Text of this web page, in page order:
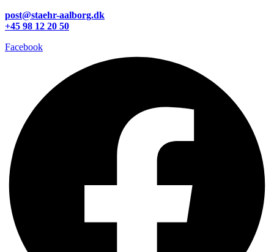
post@staehr-aalborg.dk
+45 98 12 20 50
Facebook